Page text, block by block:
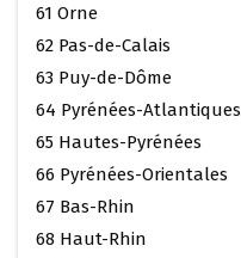
61 Orne
62 Pas-de-Calais
63 Puy-de-Dôme
64 Pyrénées-Atlantiques
65 Hautes-Pyrénées
66 Pyrénées-Orientales
67 Bas-Rhin
68 Haut-Rhin